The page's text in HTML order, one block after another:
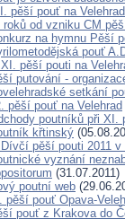
pěší pouť na
roků od vzniku CM
na hymnu Pěší
pouť
pěší pouti na
putování -
setkání
pěší pouť na Velehrad
poutníků při XI.
křtinský
pěší pouti 2011 v
vyznání
(31.07.2011)
poutní web
pěší pouť Opava-
pouť z Krakova do